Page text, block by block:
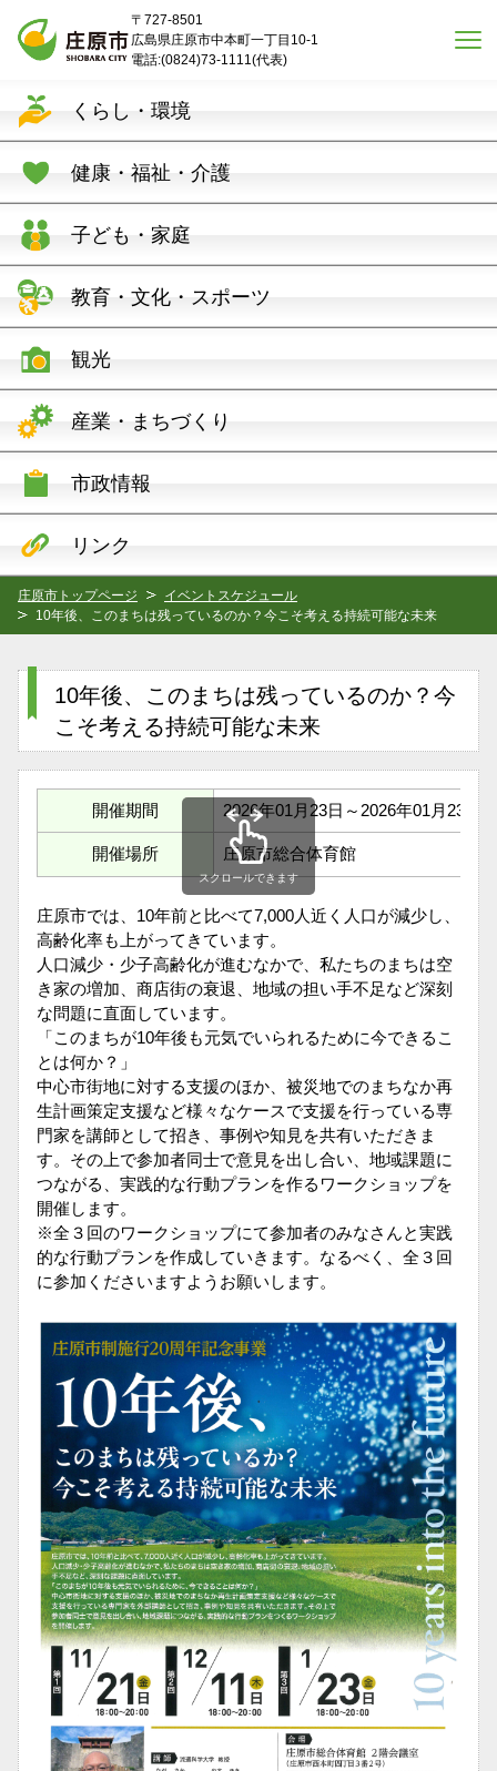
〒727-8501
広島県庄原市中本町一丁目10-1
電話:(0824)73-1111(代表)
くらし・環境
健康・福祉・介護
子ども・家庭
教育・文化・スポーツ
観光
産業・まちづくり
市政情報
リンク
庄原市トップページ
イベントスケジュール
10年後、このまちは残っているのか？今こそ考える持続可能な未来
10年後、このまちは残っているのか？今
こそ考える持続可能な未来
開催期間 2026年01月23日～2026年01月23日
開催場所 庄原市総合体育館
スクロールできます
庄原市では、10年前と比べて7,000人近く人口が減少し、
高齢化率も上がってきています。
人口減少・少子高齢化が進むなかで、私たちのまちは空
き家の増加、商店街の衰退、地域の担い手不足など深刻
な問題に直面しています。
「このまちが10年後も元気でいられるために今できるこ
とは何か？」
中心市街地に対する支援のほか、被災地でのまちなか再
生計画策定支援など様々なケースで支援を行っている専
門家を講師として招き、事例や知見を共有いただきま
す。その上で参加者同士で意見を出し合い、地域課題に
つながる、実践的な行動プランを作るワークショップを
開催します。
※全３回のワークショップにて参加者のみなさんと実践
的な行動プランを作成していきます。なるべく、全３回
に参加くださいますようお願いします。